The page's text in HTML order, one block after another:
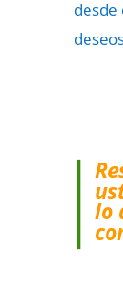
desde
lo